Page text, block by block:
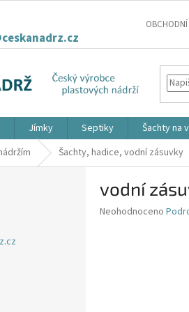
Jímky Septiky Šachty na
Šachty, hadice, vodní zásuvky
vodní
Průměrné
Neohodnoceno